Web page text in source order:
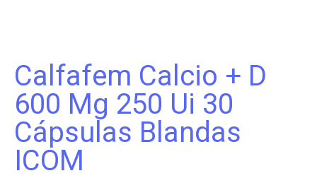
Calfafem Calcio + D
600 Mg 250 Ui 30
Cápsulas Blandas
ICOM